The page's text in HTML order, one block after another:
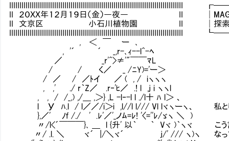
II ２０ＸＸ年１２月１９日（金）―夜― II │MAG
II 文京区 小石川植物園 II │探索：6
, ＜ ￣ ー ､
, '´ ´ _,r-､ｨ--l^-ﾍ
／ _r'^>≠'"￣￣ﾏL
/ / く／ _ /ﾆY)='ー＞
/ ／ / ／ﾄイ ／ ( , / iヽヽヽ
, ,' ./ r｀Z／ .r‐'ﾋ／ .! l ,j i ヽヽl
, , / /_,) ,/＿ ,＞} ,L -l‐-l l ./l十 ﾊ l＞ 、
l У ﾊ.l / l／／/i＞i ,l//l l/// Vl lヾヽーヽ、 私としては
},／' ﾉｆ /./ ' .ﾚ'／'_ノﾑ=ﾚ! '〈=''ﾚ/ゞヽ ＼ )
〃/l<´￣￣￣}､ ＿ l {升' 以｀ ｀ Vヾ )｀ヽヾ こう言っ
〃/ .l. ＼ ヾ´ |/＼ヾ´ j/' /// ヽ)ヽ なっている